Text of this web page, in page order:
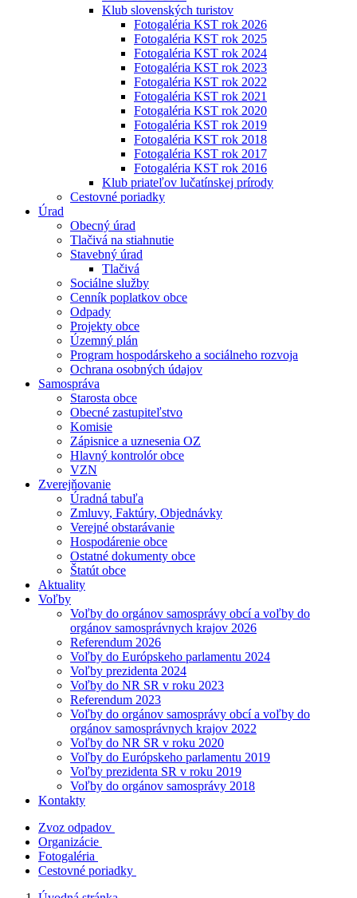
Klub slovenských turistov
Fotogaléria KST rok 2026
Fotogaléria KST rok 2025
Fotogaléria KST rok 2024
Fotogaléria KST rok 2023
Fotogaléria KST rok 2022
Fotogaléria KST rok 2021
Fotogaléria KST rok 2020
Fotogaléria KST rok 2019
Fotogaléria KST rok 2018
Fotogaléria KST rok 2017
Fotogaléria KST rok 2016
Klub priateľov lučatínskej prírody
Cestovné poriadky
Úrad
Obecný úrad
Tlačivá na stiahnutie
Stavebný úrad
Tlačivá
Sociálne služby
Cenník poplatkov obce
Odpady
Projekty obce
Územný plán
Program hospodárskeho a sociálneho rozvoja
Ochrana osobných údajov
Samospráva
Starosta obce
Obecné zastupiteľstvo
Komisie
Zápisnice a uznesenia OZ
Hlavný kontrolór obce
VZN
Zverejňovanie
Úradná tabuľa
Zmluvy, Faktúry, Objednávky
Verejné obstarávanie
Hospodárenie obce
Ostatné dokumenty obce
Štatút obce
Aktuality
Voľby
Voľby do orgánov samosprávy obcí a voľby do
orgánov samosprávnych krajov 2026
Referendum 2026
Voľby do Európskeho parlamentu 2024
Voľby prezidenta 2024
Voľby do NR SR v roku 2023
Referendum 2023
Voľby do orgánov samosprávy obcí a voľby do
orgánov samosprávnych krajov 2022
Voľby do NR SR v roku 2020
Voľby do Európskeho parlamentu 2019
Voľby prezidenta SR v roku 2019
Voľby do orgánov samosprávy 2018
Kontakty
Zvoz odpadov
Organizácie
Fotogaléria
Cestovné poriadky